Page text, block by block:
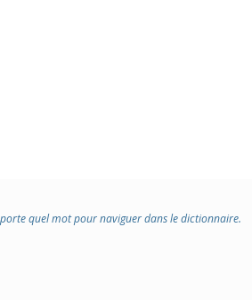
quel mot pour naviguer dans le dictionnaire.